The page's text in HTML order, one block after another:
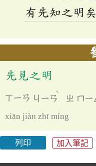
有先知之明矣
先見之明
ㄒㄧㄢ ㄐㄧㄢ
ˋ
ㄓ ㄇㄧ
xiān jiàn zhī míng
列印 加入筆記